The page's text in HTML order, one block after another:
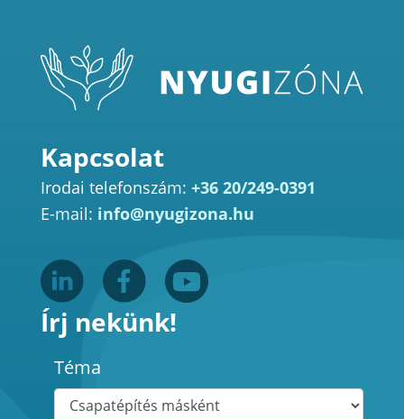
Kapcsolat
Irodai telefonszám: +36 20/249-0391
E-mail: info@nyugizona.hu
Írj nekünk!
Téma